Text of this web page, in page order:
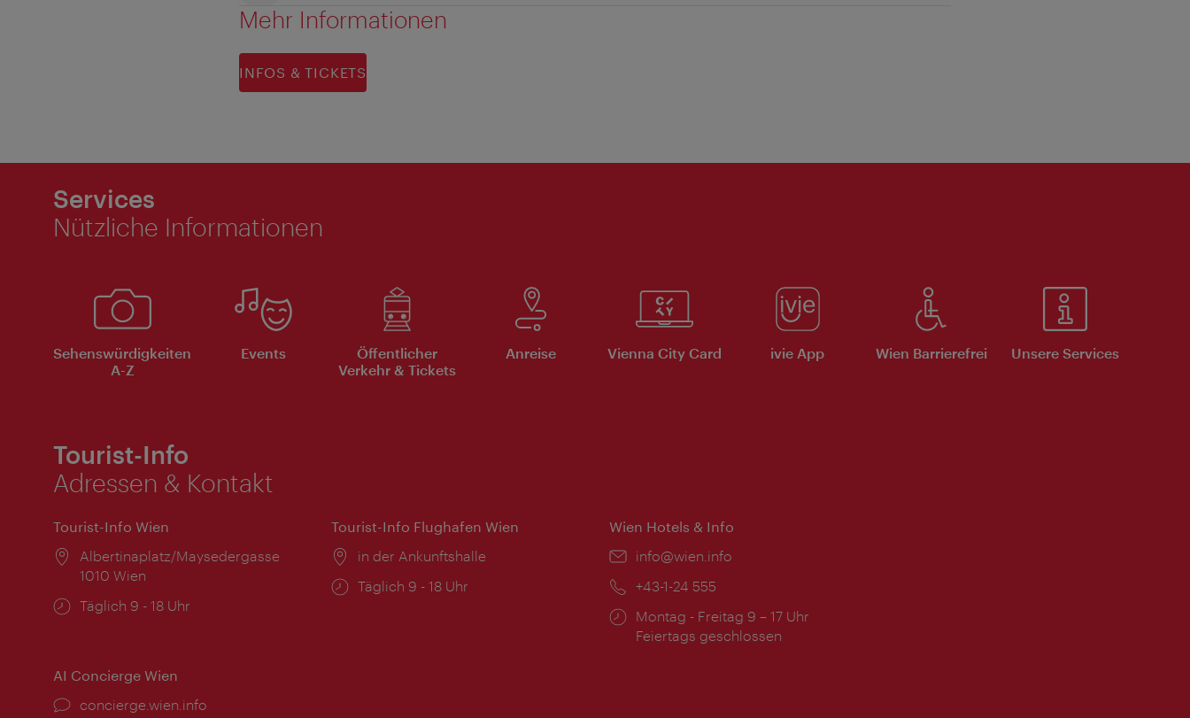
Mehr Informationen
INFOS & TICKETS
Services
Nützliche Informationen
Sehenswürdigkeiten
A-Z
Events
Öffentlicher
Verkehr & Tickets
Anreise Vienna City Card ivie App Wien Barrierefrei Unsere Services
Tourist-Info
Adressen & Kontakt
Tourist-Info Wien
Ort:
Albertinaplatz/Maysedergasse
1010 Wien
Öffnungszeiten:
Täglich 9 - 18 Uhr
Tourist-Info Flughafen Wien
Ort:
in der Ankunftshalle
Öffnungszeiten:
Täglich 9 - 18 Uhr
Wien Hotels & Info
Email:
info@wien.info
Telefon:
+43-1-24 555
Öffnungszeiten:
Montag - Freitag 9 – 17 Uhr
Feiertags geschlossen
AI Concierge Wien
Ort:
concierge.wien.info